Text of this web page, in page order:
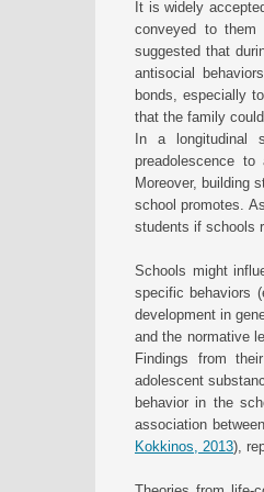
It is widely
conveyed to
suggested that
antisocial
bonds, especially
that the family
In a longitudinal
preadolescence
Moreover, building
school promotes.
students if schools
Schools might
specific behaviors
development in
and the normative
Findings from
adolescent
behavior in the
association
Kokkinos, 2013),